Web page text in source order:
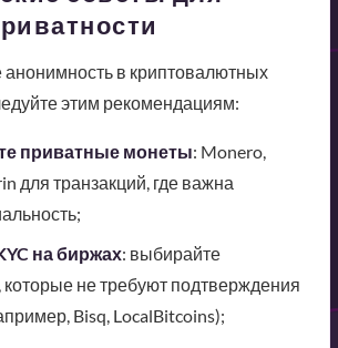
в криптовалютных
этим рекомендациям:
приватные монеты: Monero,
для транзакций, где важна
на биржах: выбирайте
не требуют подтверждения
Bisq, LocalBitcoins);